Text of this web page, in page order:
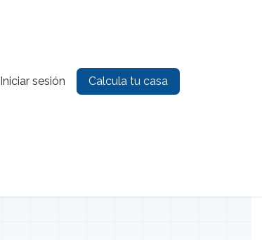
Iniciar sesión Calcula tu casa